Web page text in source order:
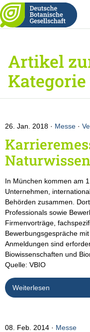
Artikel
Kategorie
26. Jan. 2018 Messe ·
In München kommen am
Unternehmen,
Behörden zusammen.
Professionals sowie
Firmenvorträge,
Bewerbungsgespräche
Anmeldungen sind
Biowissenschaften und
Quelle: VBIO
Weiterlesen
08. Feb. 2014 Messe